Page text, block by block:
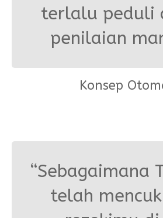
terlalu peduli
penilaian
Konsep
“Sebagaimana
telah